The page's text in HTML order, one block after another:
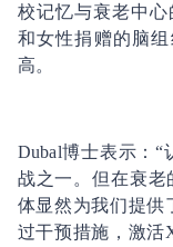
校记忆与衰老中心
和女性捐赠的脑
高。
Dubal博士表示：
战之一。但在衰
体显然为我们提供
过干预措施，激活